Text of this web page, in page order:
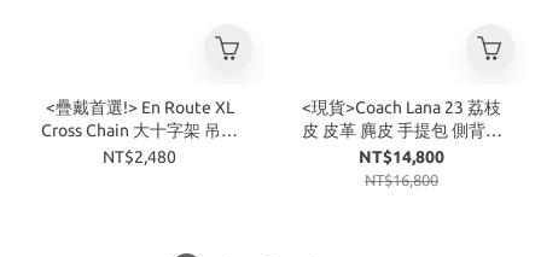
<疊戴首選!> En Route XL
Cross Chain 大十字架 吊墜
項鍊 金銀 兩色
NT$2,480
<現貨>Coach Lana 23 荔枝
皮 皮革 麂皮 手提包 側背包
三色
NT$14,800
NT$16,800